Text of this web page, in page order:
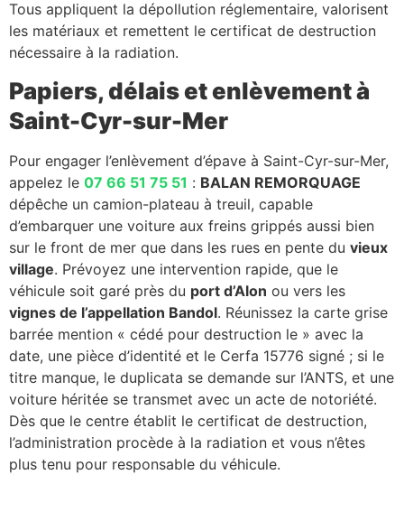
Tous appliquent la dépollution réglementaire, valorisent
les matériaux et remettent le certificat de destruction
nécessaire à la radiation.
Papiers, délais et enlèvement à
Saint-Cyr-sur-Mer
Pour engager l’enlèvement d’épave à Saint-Cyr-sur-Mer,
appelez le 07 66 51 75 51 : BALAN REMORQUAGE
dépêche un camion-plateau à treuil, capable
d’embarquer une voiture aux freins grippés aussi bien
sur le front de mer que dans les rues en pente du vieux
village. Prévoyez une intervention rapide, que le
véhicule soit garé près du port d’Alon ou vers les
vignes de l’appellation Bandol. Réunissez la carte grise
barrée mention « cédé pour destruction le » avec la
date, une pièce d’identité et le Cerfa 15776 signé ; si le
titre manque, le duplicata se demande sur l’ANTS, et une
voiture héritée se transmet avec un acte de notoriété.
Dès que le centre établit le certificat de destruction,
l’administration procède à la radiation et vous n’êtes
plus tenu pour responsable du véhicule.